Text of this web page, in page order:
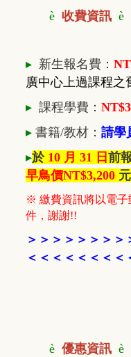
è 收費資訊 è
▸ 新生報名費：
廣中心上過課程之
▸ 課程學費：
▸ 書籍/教材 ： 請學
▸於 10 月 31 日 前
早鳥價NT$3,200
※ 繳費資訊將以電子
件，謝謝!!
＞ ＞ ＞ ＞ ＞ ＞ ＞ ＞
＜＜＜ ＜＜＜ ＜ ＜
è 優惠資訊 è